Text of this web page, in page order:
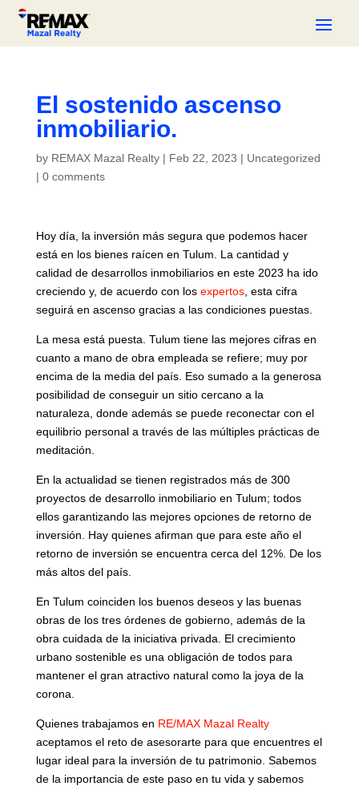
El sostenido ascenso
inmobiliario.
by REMAX Mazal Realty| Feb 22, 2023 | Uncategorized
| 0 comments
Hoy día, la inversión más segura que podemos hacer
está en los bienes raícen en Tulum. La cantidad y
calidad de desarrollos inmobiliarios en este 2023 ha ido
creciendo y, de acuerdo con los expertos, esta cifra
seguirá en ascenso gracias a las condiciones puestas.
La mesa está puesta. Tulum tiene las mejores cifras en
cuanto a mano de obra empleada se refiere; muy por
encima de la media del país. Eso sumado a la generosa
posibilidad de conseguir un sitio cercano a la
naturaleza, donde además se puede reconectar con el
equilibrio personal a través de las múltiples prácticas de
meditación.
En la actualidad se tienen registrados más de 300
proyectos de desarrollo inmobiliario en Tulum; todos
ellos garantizando las mejores opciones de retorno de
inversión. Hay quienes afirman que para este año el
retorno de inversión se encuentra cerca del 12%. De los
más altos del país.
En Tulum coinciden los buenos deseos y las buenas
obras de los tres órdenes de gobierno, además de la
obra cuidada de la iniciativa privada. El crecimiento
urbano sostenible es una obligación de todos para
mantener el gran atractivo natural como la joya de la
corona.
Quienes trabajamos en RE/MAX Mazal Realty
aceptamos el reto de asesorarte para que encuentres el
lugar ideal para la inversión de tu patrimonio. Sabemos
de la importancia de este paso en tu vida y sabemos